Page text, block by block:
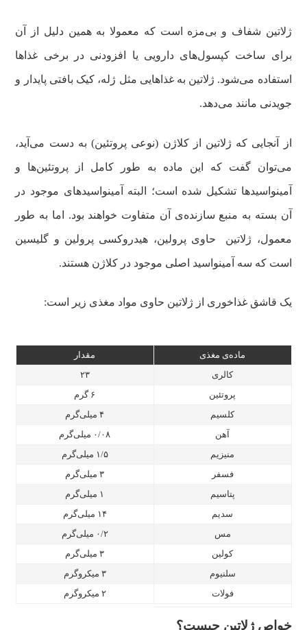
ژلاتین شفاف و بی‌مزه است که معمولا به همین دلیل از آن
برای ساخت کپسول‌های دارویی یا افزودنی در برخی غذاها
استفاده می‌شود. ژلاتین به غذاهایی مثل ژله، کیک بافتی پایدار و
جویدنی مانند می‌دهد.
از آنجایی که ژلاتین از کلاژن (نوعی پروتئین) به دست می‌آید،
می‌توان گفت که این ماده به طور کامل از پروتئین‌ها و
آمینواسیدها تشکیل شده است؛ البته آمینواسیدهای موجود در
آن بسته به منبع سازنده‌ی آن متفاوت خواهند بود. اما به طور
معمول، ژلاتین حاوی پرولین، هیدروکسی پرولین و گلیسین
است که سه آمینواسید اصلی موجود در کلاژن هستند.
یک قاشق غذاخوری از ژلاتین حاوی مواد مغذی زیر است:
ماده‌ی مغذی
مقدار
کالری
۲۳
پروتئین
۶ گرم
کلسیم
۴ میلی‌گرم
آهن
۰/۰۸ میلی‌گرم
منیزیم
۱/۵ میلی‌گرم
فسفر
۳ میلی‌گرم
پتاسیم
۱ میلی‌گرم
سدیم
۱۴ میلی‌گرم
مس
۰/۲ میلی‌گرم
کولین
۳ میلی‌گرم
سلنیوم
۳ میکروگرم
فولات
۲ میکروگرم
خواص ژلاتین چیست؟